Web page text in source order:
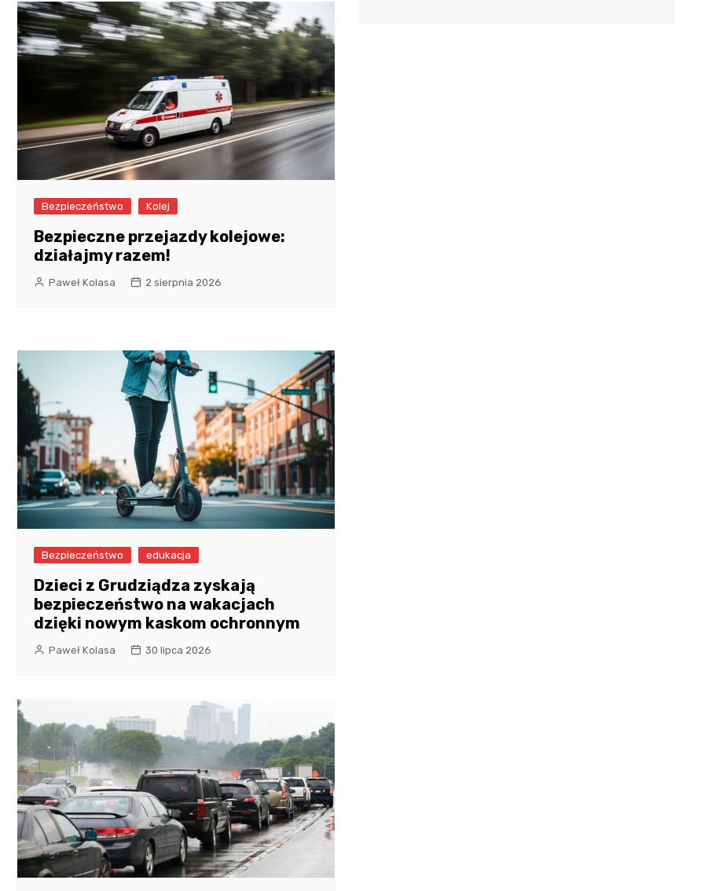
Bezpieczeństwo Kolej
Bezpieczne przejazdy kolejowe:
działajmy razem!
Paweł Kolasa 2 sierpnia 2026
Bezpieczeństwo edukacja
Dzieci z Grudziądza zyskają
bezpieczeństwo na wakacjach
dzięki nowym kaskom ochronnym
Paweł Kolasa 30 lipca 2026